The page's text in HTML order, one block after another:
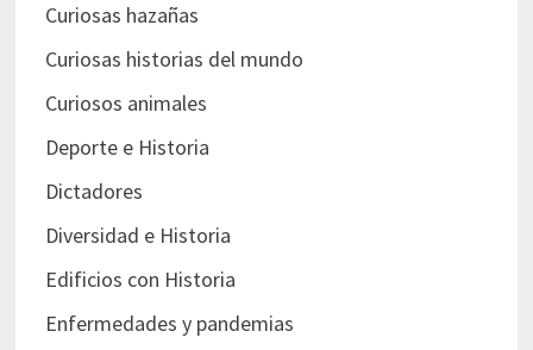
Curiosas hazañas
Curiosas historias del mundo
Curiosos animales
Deporte e Historia
Dictadores
Diversidad e Historia
Edificios con Historia
Enfermedades y pandemias